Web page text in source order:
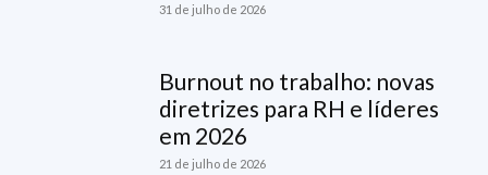
31 de julho de 2026
Burnout no trabalho: novas
diretrizes para RH e líderes
em 2026
21 de julho de 2026